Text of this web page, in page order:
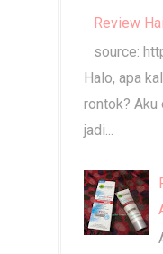
Review
source:
Halo, apa
rontok? Aku
jadi...